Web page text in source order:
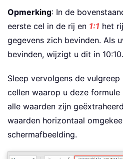
Opmerking: In de
eerste cel in de rij en 1:1 het
gegevens zich bevinden. Als
bevinden, wijzigt u dit in 10:10.
Sleep vervolgens de
cellen waarop u deze
alle waarden zijn
waarden horizontaal
schermafbeelding.